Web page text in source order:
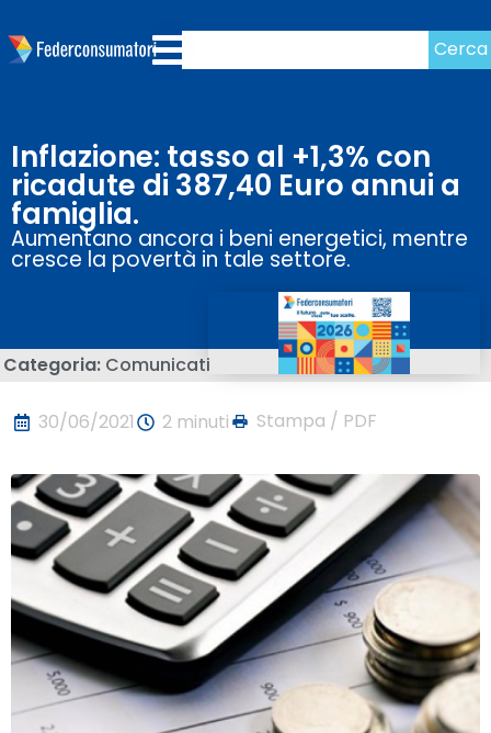
Cerca
Inflazione: tasso al +1,3% con
ricadute di 387,40 Euro annui a
famiglia.
Aumentano ancora i beni energetici, mentre
cresce la povertà in tale settore.
Categoria: Comunicati
30/06/2021 2 minuti Stampa / PDF